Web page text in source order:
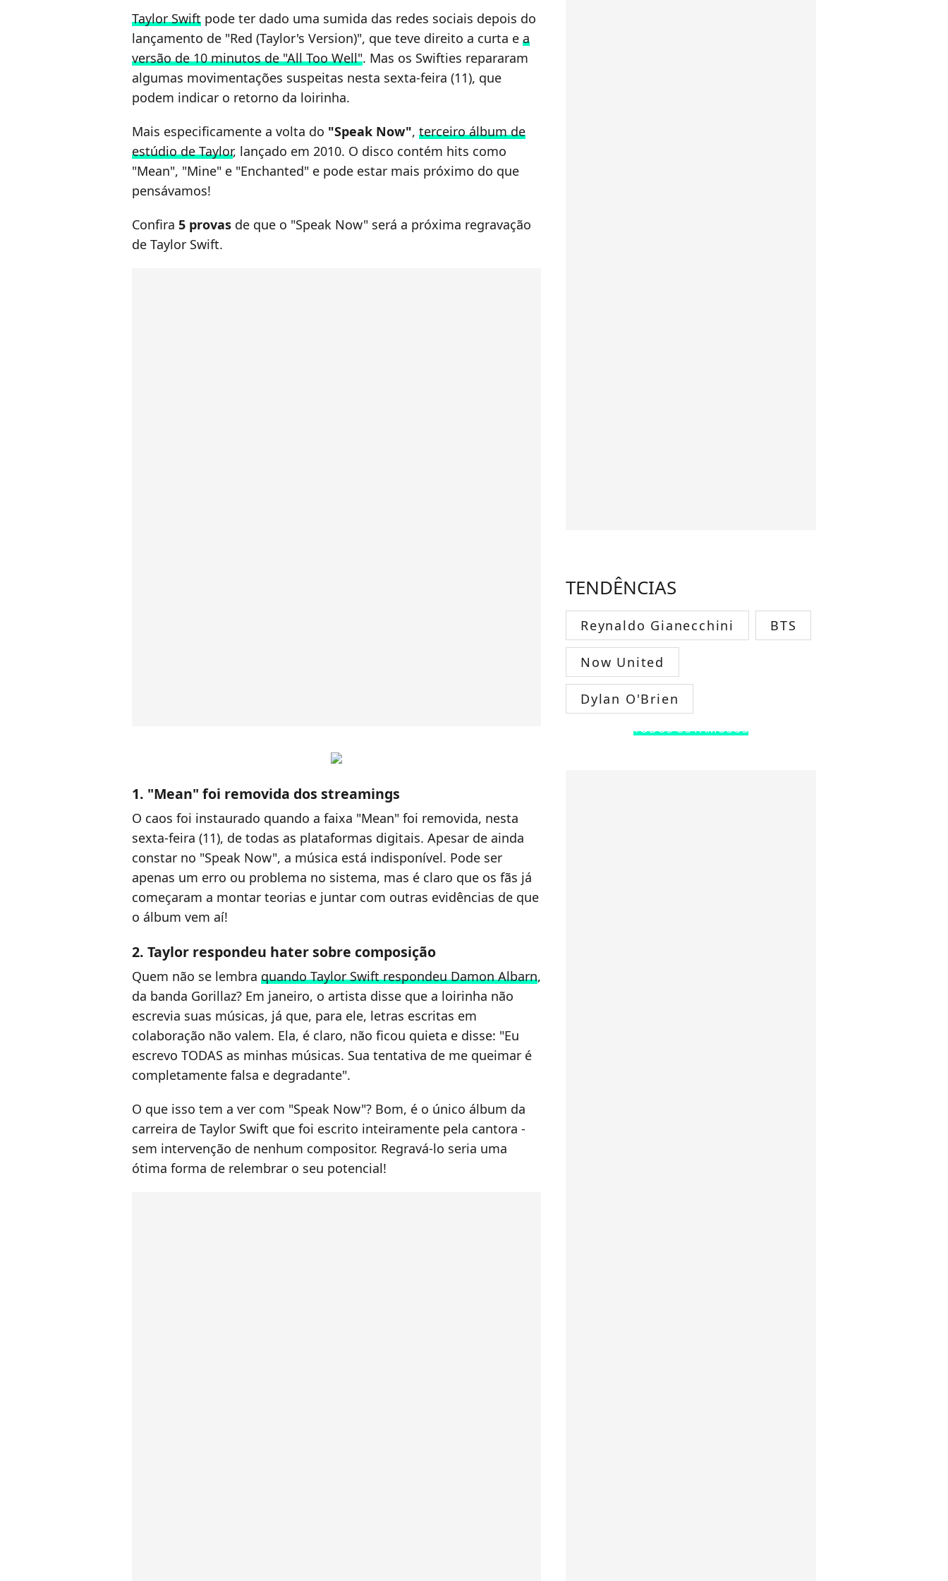
Taylor Swift pode ter dado uma sumida das redes sociais depois do
lançamento de "Red (Taylor's Version)", que teve direito a curta e a
versão de 10 minutos de "All Too Well". Mas os Swifties repararam
algumas movimentações suspeitas nesta sexta-feira (11), que
podem indicar o retorno da loirinha.
Mais especificamente a volta do "Speak Now", terceiro álbum de
estúdio de Taylor, lançado em 2010. O disco contém hits como
"Mean", "Mine" e "Enchanted" e pode estar mais próximo do que
pensávamos!
Confira 5 provas de que o "Speak Now" será a próxima regravação
de Taylor Swift.
1. "Mean" foi removida dos streamings
O caos foi instaurado quando a faixa "Mean" foi removida, nesta
sexta-feira (11), de todas as plataformas digitais. Apesar de ainda
constar no "Speak Now", a música está indisponível. Pode ser
apenas um erro ou problema no sistema, mas é claro que os fãs já
começaram a montar teorias e juntar com outras evidências de que
o álbum vem aí!
2. Taylor respondeu hater sobre composição
Quem não se lembra quando Taylor Swift respondeu Damon Albarn,
da banda Gorillaz? Em janeiro, o artista disse que a loirinha não
escrevia suas músicas, já que, para ele, letras escritas em
colaboração não valem. Ela, é claro, não ficou quieta e disse: "Eu
escrevo TODAS as minhas músicas. Sua tentativa de me queimar é
completamente falsa e degradante".
O que isso tem a ver com "Speak Now"? Bom, é o único álbum da
carreira de Taylor Swift que foi escrito inteiramente pela cantora -
sem intervenção de nenhum compositor. Regravá-lo seria uma
ótima forma de relembrar o seu potencial!
TENDÊNCIAS
Reynaldo Gianecchini BTS
Now United
Dylan O'Brien
TODOS OS FAMOSOS